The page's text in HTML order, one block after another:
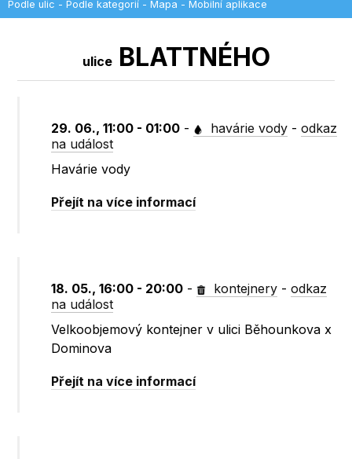
Podle ulic - Podle kategorií - Mapa - Mobilní aplikace
uliceBLATTNÉHO
29. 06., 11:00 - 01:00 - havárie vody -odkaz
na událost
Havárie vody
Přejít na více informací
18. 05., 16:00 - 20:00 - kontejnery -odkaz
na událost
Velkoobjemový kontejner v ulici Běhounkova x
Dominova
Přejít na více informací